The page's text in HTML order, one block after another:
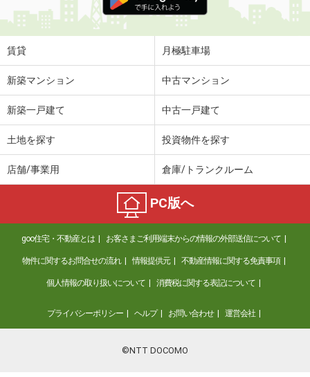
賃貸 月極駐車場
新築マンション 中古マンション
新築一戸建て 中古一戸建て
土地を探す 投資物件を探す
店舗/事業用 倉庫/トランクルーム
PC版へ
goo住宅・不動産とは お客さまご利用端末からの情報の外部送信について
物件に関するお問合せの流れ 情報提供元 不動産情報に関する免責事項
個人情報の取り扱いについて 消費税に関する表記について
プライバシーポリシー ヘルプ お問い合わせ 運営会社
©NTT DOCOMO